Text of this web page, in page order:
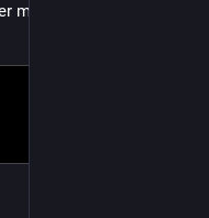
mit einem aktuellen